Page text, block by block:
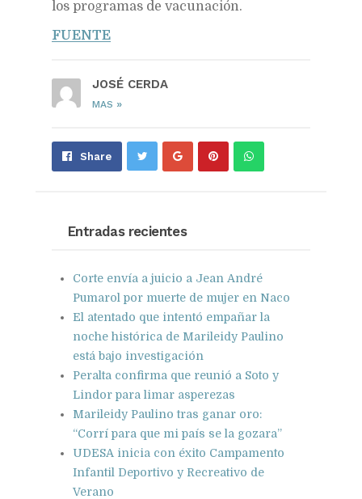
los programas de vacunación.
FUENTE
JOSÉ CERDA
MAS »
Share Share Pin Send
Entradas recientes
Corte envía a juicio a Jean André
Pumarol por muerte de mujer en Naco
El atentado que intentó empañar la
noche histórica de Marileidy Paulino
está bajo investigación
Peralta confirma que reunió a Soto y
Lindor para limar asperezas
Marileidy Paulino tras ganar oro:
“Corrí para que mi país se la gozara”
UDESA inicia con éxito Campamento
Infantil Deportivo y Recreativo de
Verano